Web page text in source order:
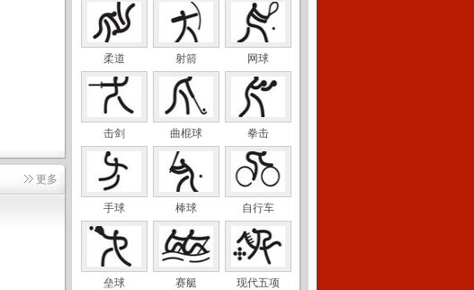
更多
柔道 射箭 网球
击剑 曲棍球 拳击
手球 棒球 自行车
垒球 赛艇 现代五项